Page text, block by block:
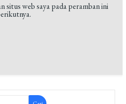
situs web saya pada peramban ini